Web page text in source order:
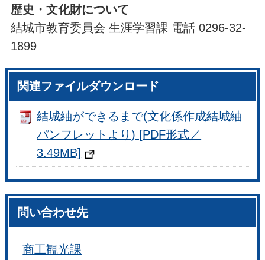
歴史・文化財について
結城市教育委員会 生涯学習課 電話 0296-32-
1899
関連ファイルダウンロード
結城紬ができるまで(文化係作成結城紬
パンフレットより) [PDF形式／
3.49MB]
問い合わせ先
商工観光課